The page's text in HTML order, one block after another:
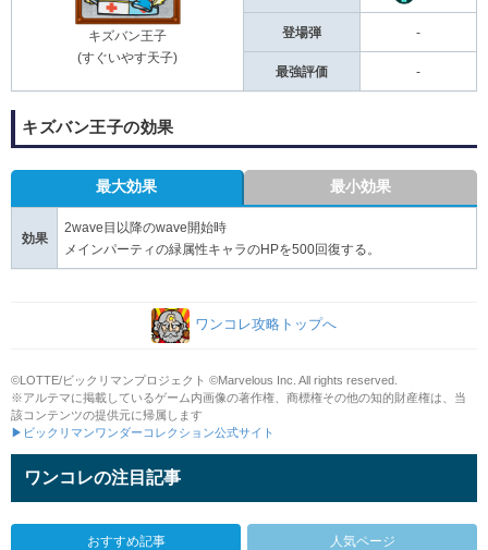
キズバン王子
(すぐいやす天子)
登場弾 -
最強評価 -
キズバン王子の効果
最大効果 最小効果
効果
2wave目以降のwave開始時
メインパーティの緑属性キャラのHPを500回復する。
ワンコレ攻略トップへ
©LOTTE/ビックリマンプロジェクト ©Marvelous Inc. All rights reserved.
※アルテマに掲載しているゲーム内画像の著作権、商標権その他の知的財産権は、当
該コンテンツの提供元に帰属します
▶ビックリマンワンダーコレクション公式サイト
ワンコレの注目記事
おすすめ記事 人気ページ